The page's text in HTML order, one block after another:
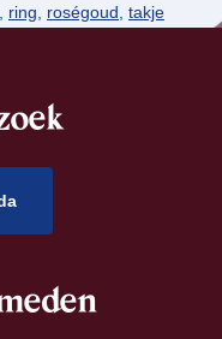
ring roségoud takje